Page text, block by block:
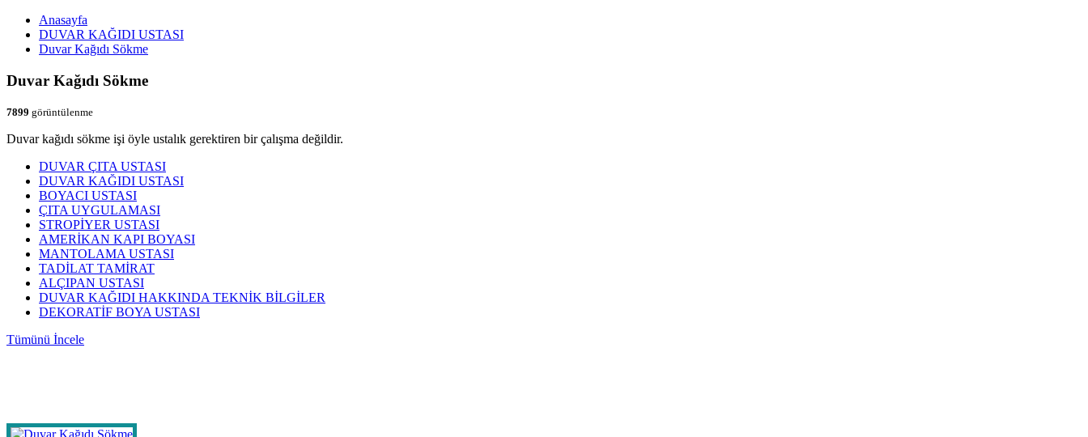
Anasayfa
DUVAR KAĞIDI USTASI
Duvar Kağıdı Sökme
Duvar Kağıdı Sökme
7899 görüntülenme
Duvar kağıdı sökme işi öyle ustalık gerektiren bir çalışma değildir.
DUVAR ÇITA USTASI
DUVAR KAĞIDI USTASI
BOYACI USTASI
ÇITA UYGULAMASI
STROPİYER USTASI
AMERİKAN KAPI BOYASI
MANTOLAMA USTASI
TADİLAT TAMİRAT
ALÇIPAN USTASI
DUVAR KAĞIDI HAKKINDA TEKNİK BİLGİLER
DEKORATİF BOYA USTASI
Tümünü İncele